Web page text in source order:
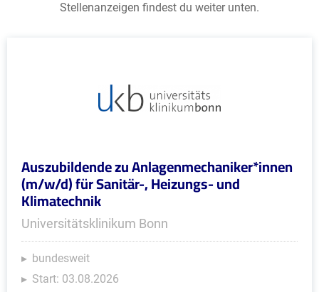
Stellenanzeigen findest du weiter unten.
Auszubildende zu Anlagenmechaniker*innen
(m/w/d) für Sanitär-, Heizungs- und
Klimatechnik
Universitätsklinikum Bonn
bundesweit
Start: 03.08.2026